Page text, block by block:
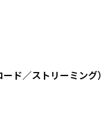
ド／ストリーミング）